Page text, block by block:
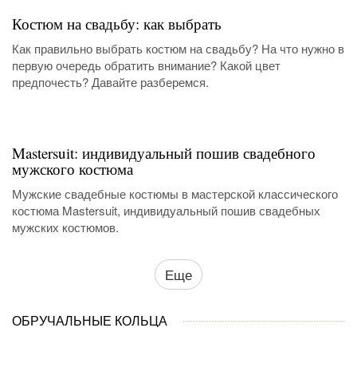
Костюм на свадьбу: как выбрать
Как правильно выбрать костюм на свадьбу? На что нужно в
первую очередь обратить внимание? Какой цвет
предпочесть? Давайте разберемся.
Mastersuit: индивидуальный пошив свадебного
мужского костюма
Мужские свадебные костюмы в мастерской классического
костюма Mastersuit, индивидуальный пошив свадебных
мужских костюмов.
Еще
ОБРУЧАЛЬНЫЕ КОЛЬЦА